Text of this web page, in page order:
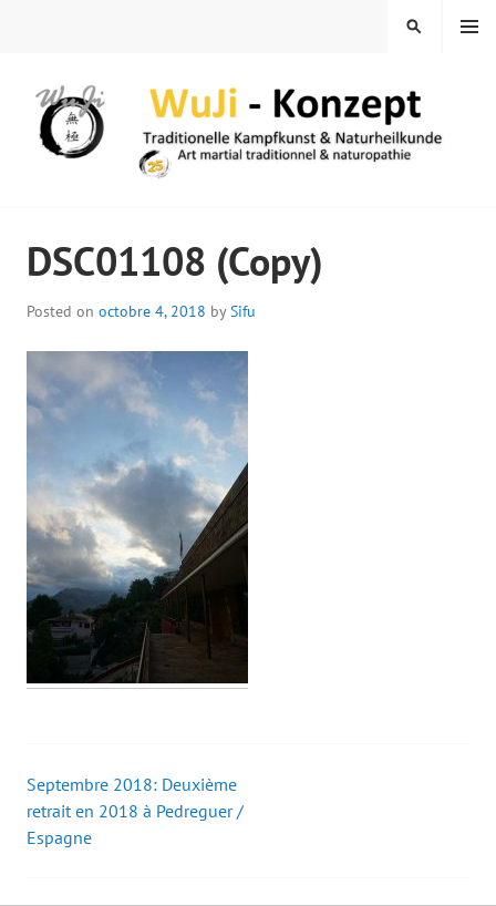
MENU
SEARCH
DSC01108 (Copy)
Posted on octobre 4, 2018 bySifu
Post
navigation
Septembre 2018: Deuxième
retrait en 2018 à Pedreguer /
Espagne